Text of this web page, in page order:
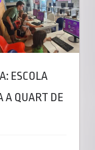
ESCOLA
A QUART DE